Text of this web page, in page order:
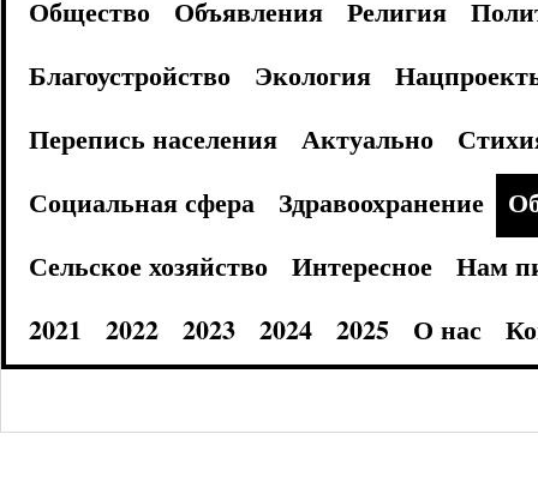
Общество
Объявления Религия
Благоустройство
Экология
Перепись населения
Актуально
Социальная сфера
Здравоохранение
Сельское хозяйство
Интересное
Нам
2021
2022 2023 2024 2025 О нас